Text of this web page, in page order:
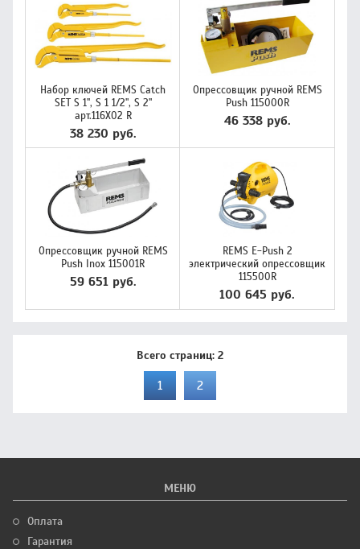
Набор ключей REMS Catch
SET S 1'', S 1 1/2'', S 2''
арт.116X02 R
38 230 руб.
Опрессовщик ручной REMS
Push 115000R
46 338 руб.
Опрессовщик ручной REMS
Push Inox 115001R
59 651 руб.
REMS Е-Push 2
электрический опрессовщик
115500R
100 645 руб.
Всего страниц: 2
1 2
МЕНЮ
Оплата
Гарантия